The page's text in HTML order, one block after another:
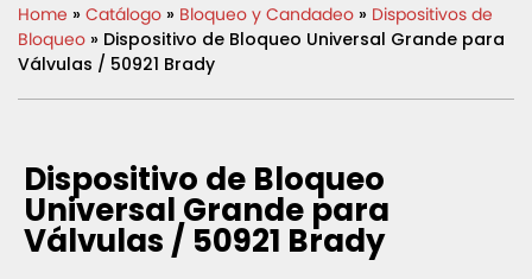
Home » Catálogo » Bloqueo y Candadeo » Dispositivos de
Bloqueo » Dispositivo de Bloqueo Universal Grande para
Válvulas / 50921 Brady
Dispositivo de Bloqueo
Universal Grande para
Válvulas / 50921 Brady